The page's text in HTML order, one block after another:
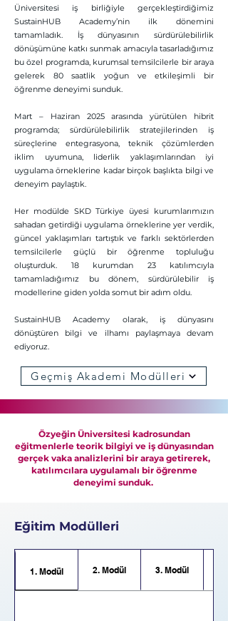
Üniversitesi iş birliğiyle gerçekleştirdiğimiz
SustainHUB Academy’nin ilk dönemini
tamamladık. İş dünyasının sürdürülebilirlik
dönüşümüne katkı sunmak amacıyla tasarladığımız
bu özel programda, kurumsal temsilcilerle bir araya
gelerek 80 saatlik yoğun ve etkileşimli bir
öğrenme deneyimi sunduk.
Mart – Haziran 2025 arasında yürütülen hibrit
programda; sürdürülebilirlik stratejilerinden iş
süreçlerine entegrasyona, teknik çözümlerden
iklim uyumuna, liderlik yaklaşımlarından iyi
uygulama örneklerine kadar birçok başlıkta bilgi ve
deneyim paylaştık.
Her modülde SKD Türkiye üyesi kurumlarımızın
sahadan getirdiği uygulama örneklerine yer verdik,
güncel yaklaşımları tartıştık ve farklı sektörlerden
temsilcilerle güçlü bir öğrenme topluluğu
oluşturduk. 18 kurumdan 23 katılımcıyla
tamamladığımız bu dönem, sürdürülebilir iş
modellerine giden yolda somut bir adım oldu.
SustainHUB Academy olarak, iş dünyasını
dönüştüren bilgi ve ilhamı paylaşmaya devam
ediyoruz.
Geçmiş Akademi Modülleri
Özyeğin Üniversitesi kadrosundan
eğitmenlerle teorik bilgiyi ve iş dünyasından
gerçek vaka analizlerini bir araya getirerek,
katılımcılara uygulamalı bir öğrenme
deneyimi sunduk.
Eğitim Modülleri
1. Modül 2. Modül 3. Modül